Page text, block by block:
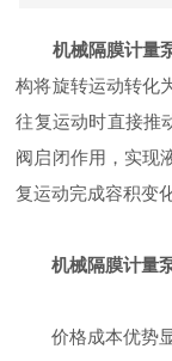
机械隔膜计量
构将旋转运动转化
往复运动时直接推
阀启闭作用，实现
复运动完成容积变
机械隔膜计量
价格成本优势